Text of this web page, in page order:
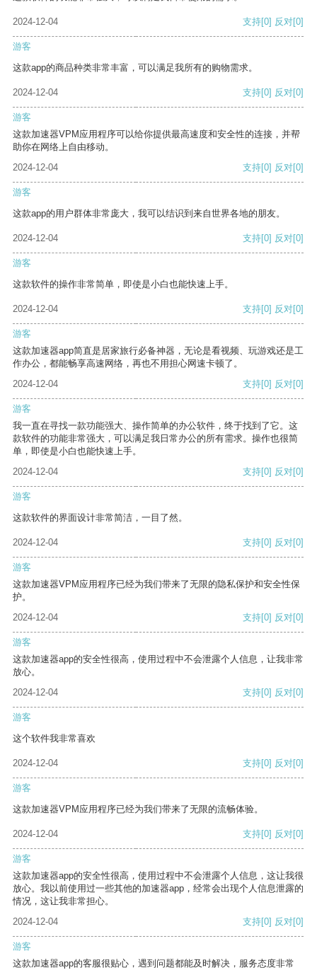
2024-12-04 支持[0] 反对[0]
游客
这款app的商品种类非常丰富，可以满足我所有的购物需求。
2024-12-04 支持[0] 反对[0]
游客
这款加速器VPM应用程序可以给你提供最高速度和安全性的连接，并帮
助你在网络上自由移动。
2024-12-04
支持[0] 反对[0]
游客
这款app的用户群体非常庞大，我可以结识到来自世界各地的朋友。
2024-12-04 支持[0] 反对[0]
游客
这款软件的操作非常简单，即使是小白也能快速上手。
2024-12-04 支持[0] 反对[0]
游客
这款加速器app简直是居家旅行必备神器，无论是看视频、玩游戏还是工
作办公，都能畅享高速网络，再也不用担心网速卡顿了。
2024-12-04
支持[0] 反对[0]
游客
我一直在寻找一款功能强大、操作简单的办公软件，终于找到了它。这
款软件的功能非常强大，可以满足我日常办公的所有需求。操作也很简
单，即使是小白也能快速上手。
2024-12-04
支持[0] 反对[0]
游客
这款软件的界面设计非常简洁，一目了然。
2024-12-04 支持[0] 反对[0]
游客
这款加速器VPM应用程序已经为我们带来了无限的隐私保护和安全性保
护。
2024-12-04
支持[0] 反对[0]
游客
这款加速器app的安全性很高，使用过程中不会泄露个人信息，让我非常
放心。
2024-12-04
支持[0] 反对[0]
游客
这个软件我非常喜欢
2024-12-04 支持[0] 反对[0]
游客
这款加速器VPM应用程序已经为我们带来了无限的流畅体验。
2024-12-04 支持[0] 反对[0]
游客
这款加速器app的安全性很高，使用过程中不会泄露个人信息，这让我很
放心。我以前使用过一些其他的加速器app，经常会出现个人信息泄露的
情况，这让我非常担心。
2024-12-04
支持[0] 反对[0]
游客
这款加速器app的客服很贴心，遇到问题都能及时解决，服务态度非常